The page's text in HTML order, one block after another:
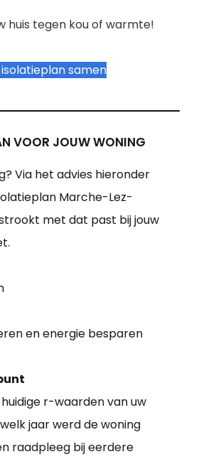
huis tegen kou of warmte!
samen
VOOR JOUW WONING
Via het advies hieronder
Marche-Lez-
met dat past bij jouw
en energie besparen
r-waarden van uw
jaar werd de woning
raadpleeg bij eerdere